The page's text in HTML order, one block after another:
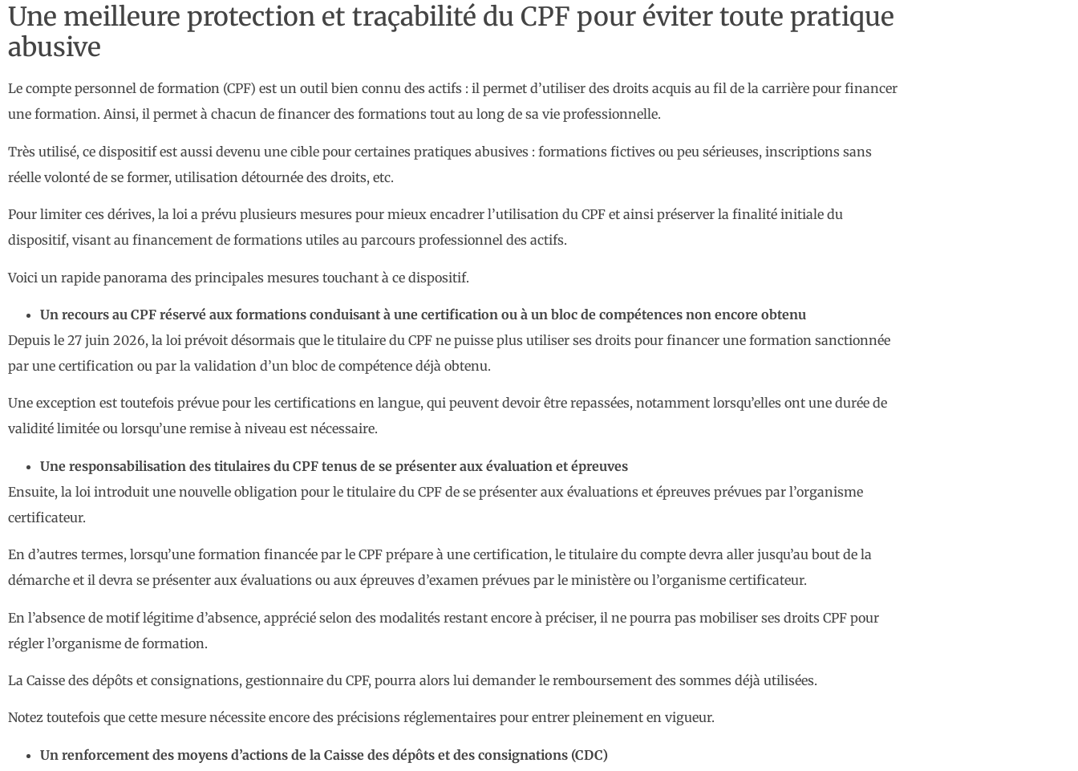
Une meilleure protection et traçabilité du CPF pour éviter toute pratique
abusive
Le compte personnel de formation (CPF) est un outil bien connu des actifs : il permet d’utiliser des droits acquis au fil de la carrière pour financer
une formation. Ainsi, il permet à chacun de financer des formations tout au long de sa vie professionnelle.
Très utilisé, ce dispositif est aussi devenu une cible pour certaines pratiques abusives : formations fictives ou peu sérieuses, inscriptions sans
réelle volonté de se former, utilisation détournée des droits, etc.
Pour limiter ces dérives, la loi a prévu plusieurs mesures pour mieux encadrer l’utilisation du CPF et ainsi préserver la finalité initiale du
dispositif, visant au financement de formations utiles au parcours professionnel des actifs.
Voici un rapide panorama des principales mesures touchant à ce dispositif.
Un recours au CPF réservé aux formations conduisant à une certification ou à un bloc de compétences non encore obtenu
Depuis le 27 juin 2026, la loi prévoit désormais que le titulaire du CPF ne puisse plus utiliser ses droits pour financer une formation sanctionnée
par une certification ou par la validation d’un bloc de compétence déjà obtenu.
Une exception est toutefois prévue pour les certifications en langue, qui peuvent devoir être repassées, notamment lorsqu’elles ont une durée de
validité limitée ou lorsqu’une remise à niveau est nécessaire.
Une responsabilisation des titulaires du CPF tenus de se présenter aux évaluation et épreuves
Ensuite, la loi introduit une nouvelle obligation pour le titulaire du CPF de se présenter aux évaluations et épreuves prévues par l’organisme
certificateur.
En d’autres termes, lorsqu’une formation financée par le CPF prépare à une certification, le titulaire du compte devra aller jusqu’au bout de la
démarche et il devra se présenter aux évaluations ou aux épreuves d’examen prévues par le ministère ou l’organisme certificateur.
En l’absence de motif légitime d’absence, apprécié selon des modalités restant encore à préciser, il ne pourra pas mobiliser ses droits CPF pour
régler l’organisme de formation.
La Caisse des dépôts et consignations, gestionnaire du CPF, pourra alors lui demander le remboursement des sommes déjà utilisées.
Notez toutefois que cette mesure nécessite encore des précisions réglementaires pour entrer pleinement en vigueur.
Un renforcement des moyens d’actions de la Caisse des dépôts et des consignations (CDC)